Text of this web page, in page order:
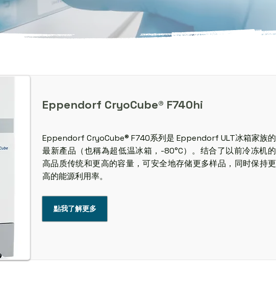
Eppendorf CryoCube® F740hi
Eppendorf CryoCube® F740系列是 Eppendorf ULT冰箱家族的
最新產品（也稱為超低温冰箱，-80°C）。结合了以前冷冻机的
高品质传统和更高的容量，可安全地存储更多样品，同时保持更
高的能源利用率。
點我了解更多